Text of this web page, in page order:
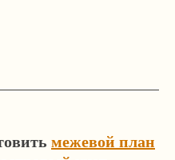
межевой план